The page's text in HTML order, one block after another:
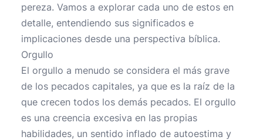
pereza. Vamos a explorar cada uno de estos en
detalle, entendiendo sus significados e
implicaciones desde una perspectiva bíblica.
Orgullo
El orgullo a menudo se considera el más grave
de los pecados capitales, ya que es la raíz de la
que crecen todos los demás pecados. El orgullo
es una creencia excesiva en las propias
habilidades, un sentido inflado de autoestima y